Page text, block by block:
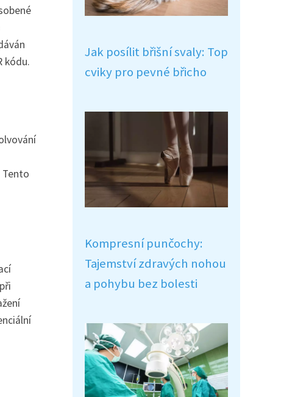
kódu.
Tento
Jak posílit břišní svaly: Top
cviky pro pevné břicho
Kompresní punčochy:
Tajemství zdravých nohou
a pohybu bez bolesti